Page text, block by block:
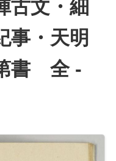
文・細
事・天明
書 全 -